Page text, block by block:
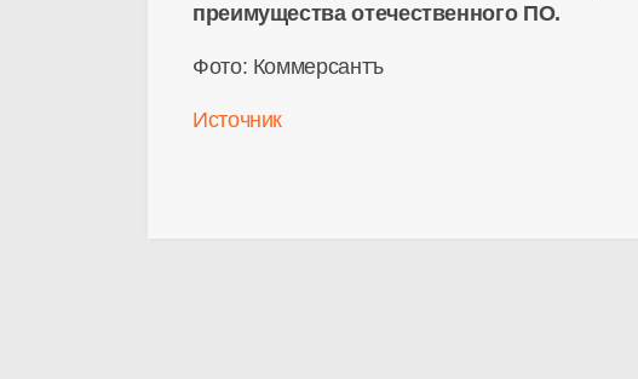
преимущества отечественного ПО.
Фото: Коммерсантъ
Источник